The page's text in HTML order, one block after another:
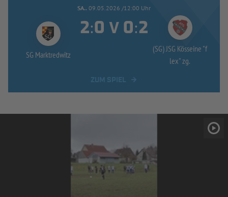
SA.. 09.05.2026 /12:00 Uhr
SG Marktredwitz
: V :
(SG) JSG Kösseine "f
lex" zg.